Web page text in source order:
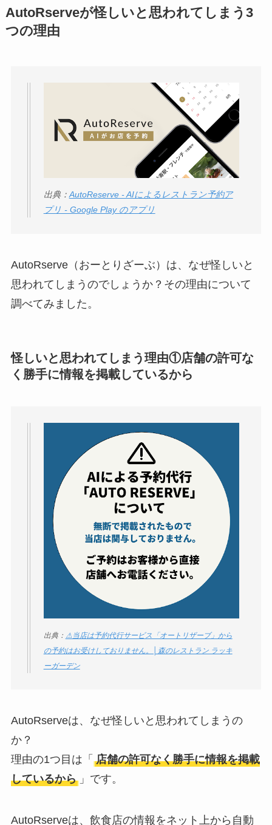
アトムクリニックは
【怪しい？】帝国デ
ータバンクの口コ
ミ・評判は実際ど
う？
【怪しい？】セルプ
口コミ・評判は実際
Liteの口コミ・評判 は
実際どう？
ミ・評価が正直ヤバ
い って本当？
判は実際どう？
Temuは怪しい？口コ
ミ・評判が正直ヤバ
いって本当？
AutoRserveが怪しいと思われてしまう3
つの理由
出典： AutoReserve - AIによるレストラン予約ア
プリ - Google Play のアプリ
AutoRserve（おーとりざーぶ）は、なぜ怪しいと
思われてしまうのでしょうか？その理由について
調べてみました。
怪しいと思われてしまう理由①店舗の許可な
く勝手に情報を掲載しているから
出典： ⚠当店は予約代行サービス「オートリザーブ」から
の予約はお受けしておりません。│森のレストラン ラッキ
ーガーデン
AutoRserveは、なぜ怪しいと思われてしまうの
か？
理由の1つ目は「 店舗の許可なく勝手に情報を掲載
しているから 」です。
AutoRserveは、飲食店の情報をネット上から自動